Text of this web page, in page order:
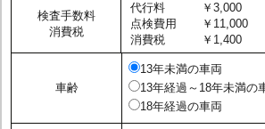
検査手数料
消費税
代行料
￥3,000
点検費用
￥11,000
消費税
￥1,400
車齢
13年未満の車両
13年経過～18年未満の
18年経過の車両